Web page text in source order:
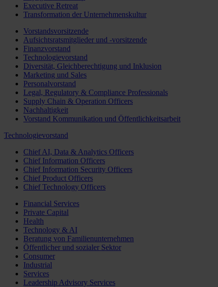
Executive Retreat
Transformation der Unternehmenskultur
Vorstandsvorsitzende
Aufsichtsratsmitglieder und -vorsitzende
Finanzvorstand
Technologievorstand
Diversität, Gleichberechtigung und Inklusion
Marketing und Sales
Personalvorstand
Legal, Regulatory & Compliance Professionals
Supply Chain & Operation Officers
Nachhaltigkeit
Vorstand Kommunikation und Öffentlichkeitsarbeit
Technologievorstand
Chief AI, Data & Analytics Officers
Chief Information Officers
Chief Information Security Officers
Chief Product Officers
Chief Technology Officers
Financial Services
Private Capital
Health
Technology & AI
Beratung von Familienunternehmen
Öffentlicher und sozialer Sektor
Consumer
Industrial
Services
Leadership Advisory Services